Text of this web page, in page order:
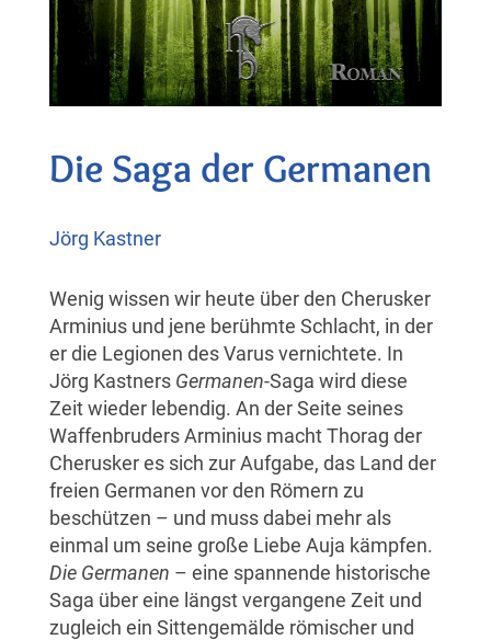
Die Saga der Germanen
Jörg Kastner
Wenig wissen wir heute über den Cherusker
Arminius und jene berühmte Schlacht, in der
er die Legionen des Varus vernichtete. In
Jörg Kastners Germanen-Saga wird diese
Zeit wieder lebendig. An der Seite seines
Waffenbruders Arminius macht Thorag der
Cherusker es sich zur Aufgabe, das Land der
freien Germanen vor den Römern zu
beschützen – und muss dabei mehr als
einmal um seine große Liebe Auja kämpfen.
Die Germanen – eine spannende historische
Saga über eine längst vergangene Zeit und
zugleich ein Sittengemälde römischer und